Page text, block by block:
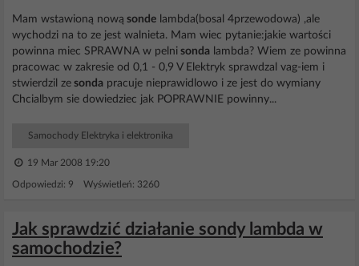
Mam wstawioną nową sonde lambda(bosal 4przewodowa) ,ale
wychodzi na to ze jest walnieta. Mam wiec pytanie:jakie wartości
powinna miec SPRAWNA w pelni sonda lambda? Wiem ze powinna
pracowac w zakresie od 0,1 - 0,9 V Elektryk sprawdzal vag-iem i
stwierdzil ze sonda pracuje nieprawidlowo i ze jest do wymiany
Chcialbym sie dowiedziec jak POPRAWNIE powinny...
Samochody Elektryka i elektronika
19 Mar 2008 19:20
Odpowiedzi: 9 Wyświetleń: 3260
Jak sprawdzić działanie sondy lambda w
samochodzie?